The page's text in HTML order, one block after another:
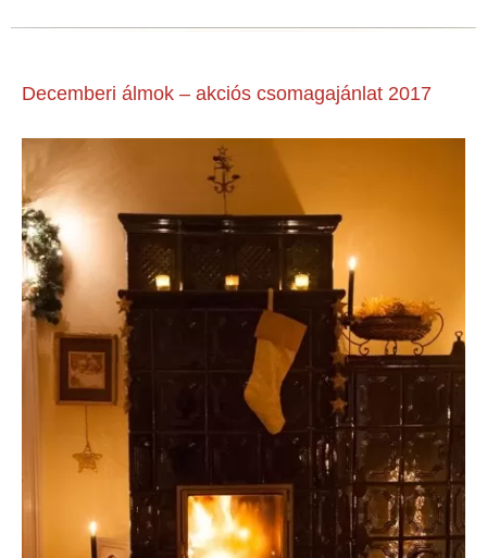
Decemberi álmok – akciós csomagajánlat 2017